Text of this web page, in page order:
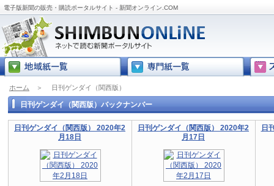
電子版新聞の販売・購読ポータルサイト - 新聞オンライン.COM
ホーム ＞ 日刊ゲンダイ（関西版）
日刊ゲンダイ（関西版）バックナンバー
日刊ゲンダイ（関西版） 2020年2
月18日
日刊ゲンダイ（関西版） 2020年2
月17日
日